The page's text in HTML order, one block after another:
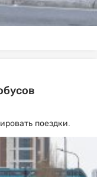
поездки.